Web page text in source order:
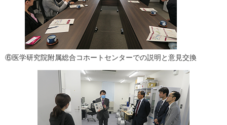
⑥医学研究院附属総合コホートセンターでの説明と意見交換